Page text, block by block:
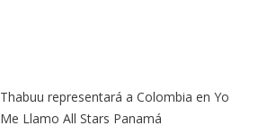
Thabuu representará a Colombia en Yo
Me Llamo All Stars Panamá